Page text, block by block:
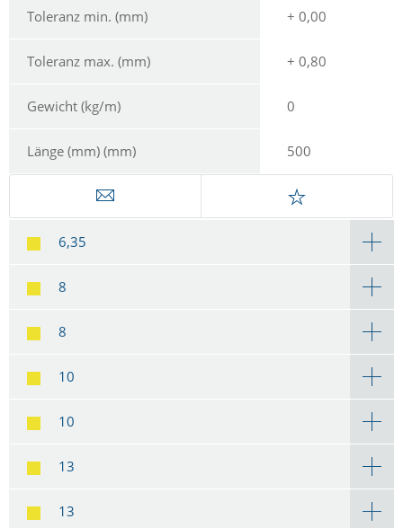
Toleranz min. (mm) + 0,00
Toleranz max. (mm) + 0,80
Gewicht (kg/m) 0
Länge (mm) (mm) 500
6,35
8
8
10
10
13
13